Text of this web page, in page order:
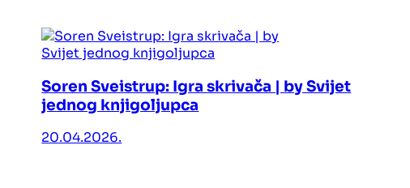
Soren Sveistrup: Igra skrivača | by Svijet
jednog knjigoljupca
20.04.2026.